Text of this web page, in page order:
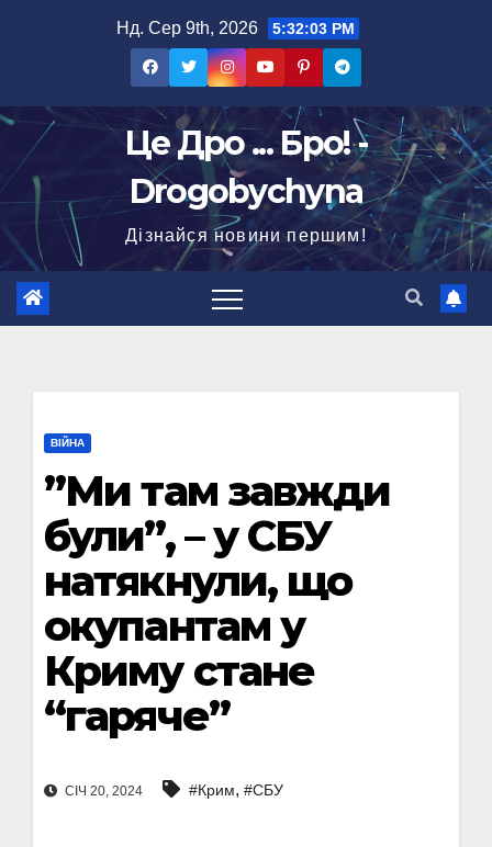
Нд. Сер 9th, 2026 5:32:04 PM
Це Дро ... Бро! -
Drogobychyna
Дізнайся новини першим!
ВІЙНА
”Ми там завжди
були”, – у СБУ
натякнули, що
окупантам у
Криму стане
“гаряче”
СІЧ 20, 2024 #Крим, #СБУ